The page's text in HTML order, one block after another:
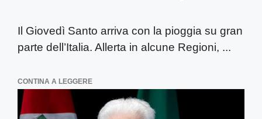
Il Giovedì Santo arriva con la pioggia su gran
parte dell’Italia. Allerta in alcune Regioni, ...
CONTINA A LEGGERE